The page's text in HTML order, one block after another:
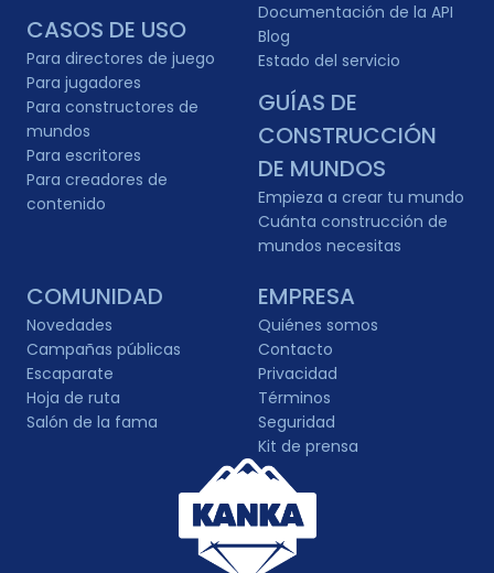
CASOS DE USO
Para directores de juego
Para jugadores
Para constructores de
mundos
Para escritores
Para creadores de
contenido
Documentación de la API
Blog
Estado del servicio
GUÍAS DE
CONSTRUCCIÓN
DE MUNDOS
Empieza a crear tu mundo
Cuánta construcción de
mundos necesitas
COMUNIDAD
Novedades
Campañas públicas
Escaparate
Hoja de ruta
Salón de la fama
EMPRESA
Quiénes somos
Contacto
Privacidad
Términos
Seguridad
Kit de prensa